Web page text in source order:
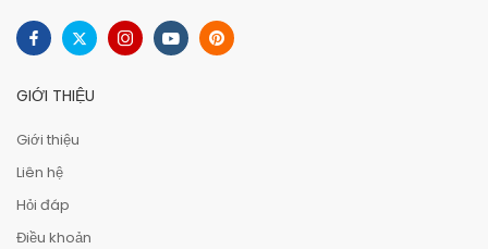
GIỚI THIỆU
Giới thiệu
Liên hệ
Hỏi đáp
Điều khoản